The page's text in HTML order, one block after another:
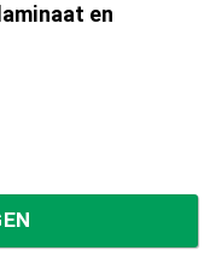
en
5 stuks 55101